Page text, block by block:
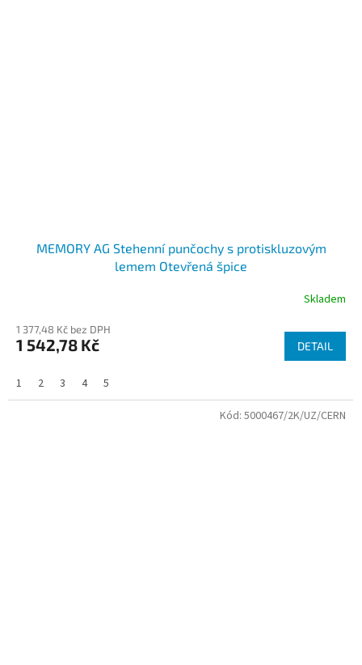
MEMORY AG Stehenní punčochy s protiskluzovým
lemem Otevřená špice
Skladem
1 377,48 Kč bez DPH
1 542,78 Kč DETAIL
1 2 3 4 5
Kód: 5000467/2K/UZ/CERN